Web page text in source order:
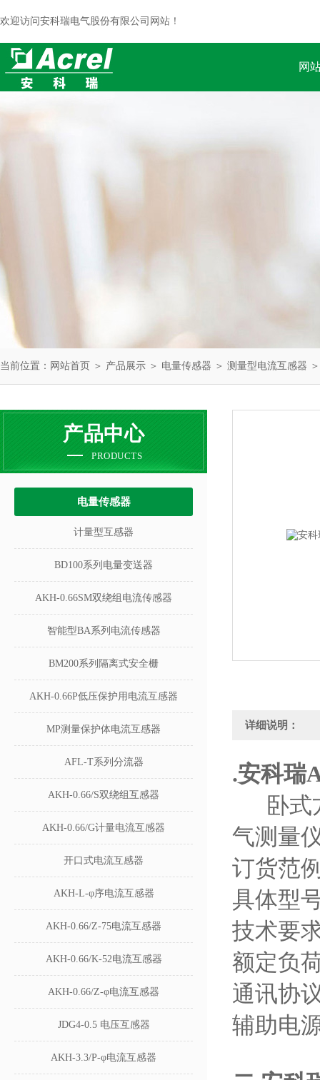
欢迎访问安科瑞电气股份有限公司网站！
网
当前位置： 网站首页 ＞ 产品展示 ＞ 电量传感器 ＞ 测量型电流互感器
产品中心
PRODUCTS
电量传感器
计量型互感器
BD100系列电量变送器
AKH-0.66SM双绕组电流传感器
智能型BA系列电流传感器
BM200系列隔离式安全栅
AKH-0.66P低压保护用电流互感器
MP测量保护体电流互感器
AFL-T系列分流器
AKH-0.66/S双绕组互感器
AKH-0.66/G计量电流互感器
开口式电流互感器
AKH-L-φ序电流互感器
AKH-0.66/Z-75电流互感器
AKH-0.66/K-52电流互感器
AKH-0.66/Z-φ电流互感器
JDG4-0.5 电压互感器
AKH-3.3/P-φ电流互感器
详细说明：
.安科瑞
卧
气测量
订货范
具体型
技术要
额定负
通讯协
辅助电